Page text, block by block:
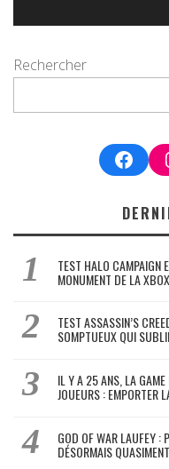
Rechercher
TEST HALO CAMPAIGN
MONUMENT DE LA
TEST ASSASSIN’S
SOMPTUEUX QUI
IL Y A 25 ANS, LA
JOUEURS : EMPORTER
GOD OF WAR LAUFEY :
DÉSORMAIS